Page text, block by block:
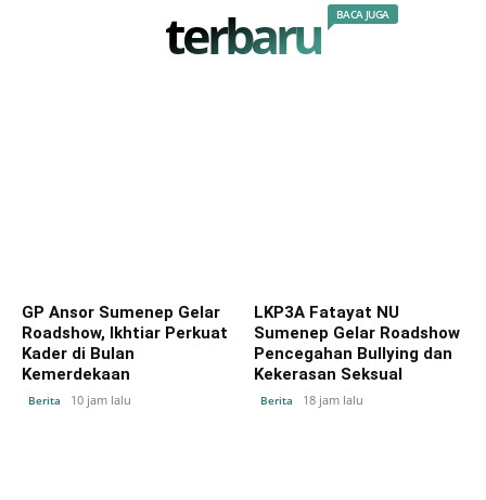
terbaru BACA JUGA
GP Ansor Sumenep Gelar
Roadshow, Ikhtiar Perkuat
Kader di Bulan
Kemerdekaan
Berita 10 jam lalu
LKP3A Fatayat NU
Sumenep Gelar Roadshow
Pencegahan Bullying dan
Kekerasan Seksual
Berita 18 jam lalu